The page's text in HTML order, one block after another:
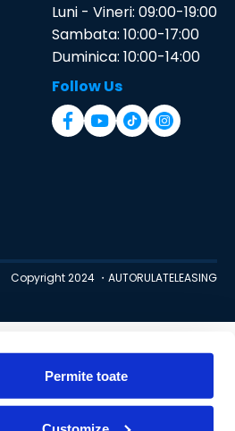
Permite toate
Luni - Vineri: 09:00-19:00
Sambata: 10:00-17:00
Duminica: 10:00-14:00
Follow Us
Copyright 2024 ・AUTORULATELEASING